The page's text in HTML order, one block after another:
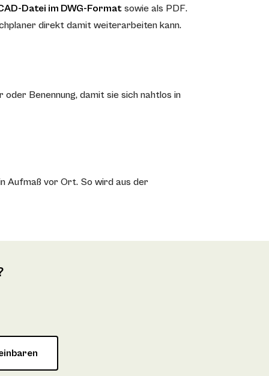
Datei im DWG-Format sowie als PDF.
direkt damit weiterarbeiten kann.
Benennung, damit sie sich nahtlos in
Aufmaß vor Ort. So wird aus der